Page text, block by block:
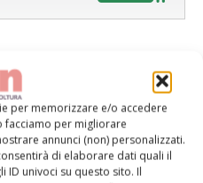
per memorizzare e/o accedere
facciamo per migliorare
annunci (non) personalizzati.
di elaborare dati quali il
ID univoci su questo sito. Il
e Prodotti
un'azienda o un